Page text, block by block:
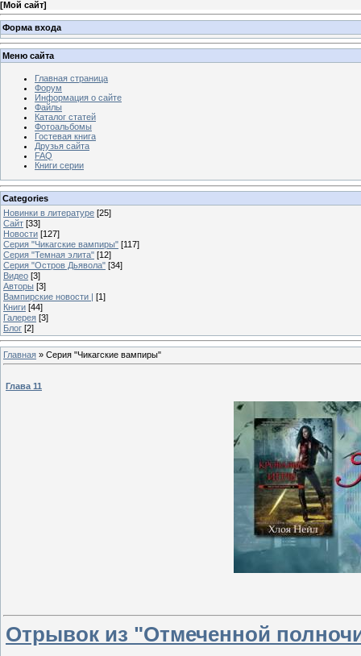
[Мой сайт]
Форма входа
Меню сайта
Главная страница
Форум
Информация о сайте
Файлы
Каталог статей
Фотоальбомы
Гостевая книга
Друзья сайта
FAQ
Книги серии
Categories
Новинки в литературе [25]
Сайт [33]
Новости [127]
Серия "Чикагские вампиры" [117]
Серия "Темная элита" [12]
Серия "Остров Дьявола" [34]
Видео [3]
Авторы [3]
Вампирские новости | [1]
Книги [44]
Галерея [3]
Блог [2]
Главная » Серия "Чикагские вампиры"
Глава 11
Отрывок из "Отмеченной